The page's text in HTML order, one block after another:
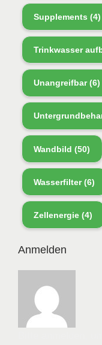
Supplements (4)
Trinkwasser
Unangreifbar(6)
Wandbild (50)
Wasserfilter(6)
Zellenergie (4)
Anmelden